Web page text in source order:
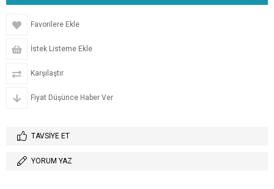
Favorilere Ekle
İstek Listeme Ekle
Karşılaştır
Fiyat Düşünce Haber Ver
TAVSIYE ET
YORUM YAZ